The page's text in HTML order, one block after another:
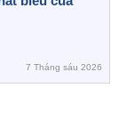
7 Tháng sáu 2026